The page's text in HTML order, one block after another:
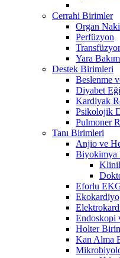
Cerrahi Birimler
Organ
Perfüzyon
Yara Bakım
Destek Birimleri
Beslenme
Diyabet
Kardiyak
Psikolojik
Pulmoner
Tanı Birimleri
Anjio ve
Biyokimya
Eforlu
Endoskopi
Holter
Kan Alma